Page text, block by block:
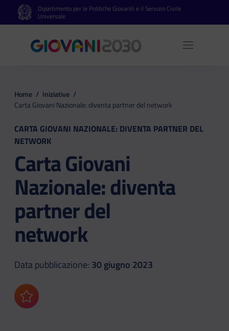
Vai al contenuto principale
Vai al footerDipartimento per le Politiche Giovanili e il Servizio Civile
Universale
Apri
Home / Iniziative /
Carta Giovani Nazionale: diventa partner del network
CARTA GIOVANI NAZIONALE: DIVENTA PARTNER DEL
NETWORK
Carta Giovani
Nazionale: diventa
partner del
network
Data pubblicazione: 30 giugno 2023
Aggiungi ai preferiti